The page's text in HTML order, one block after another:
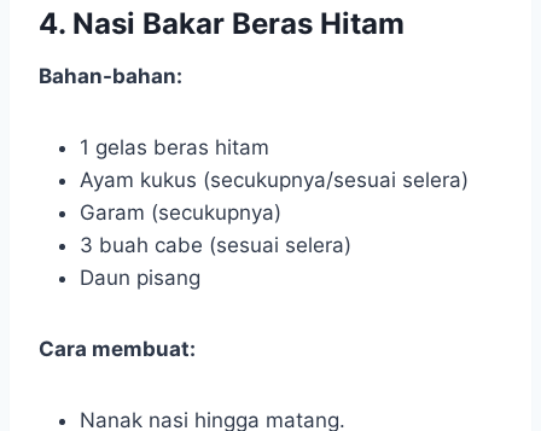
4. Nasi Bakar Beras Hitam
Bahan-bahan:
1 gelas beras hitam
Ayam kukus (secukupnya/sesuai selera)
Garam (secukupnya)
3 buah cabe (sesuai selera)
Daun pisang
Cara membuat:
Nanak nasi hingga matang.